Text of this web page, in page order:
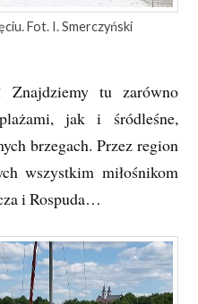
Fot. I. Smerczyński
tu zarówno
jak i śródleśne,
brzegach. Przez region
wszystkim miłośnikom
i Rospuda…